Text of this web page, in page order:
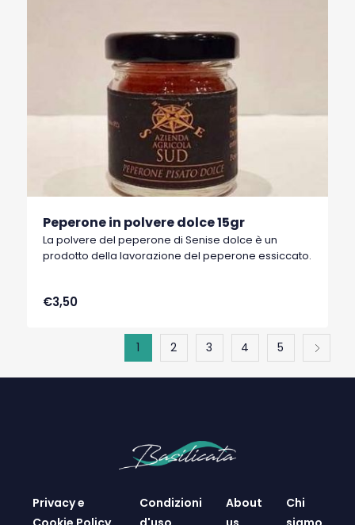
Peperone in polvere dolce 15gr
La polvere del peperone di Senise dolce è un
prodotto della lavorazione del peperone essiccato.
€3,50
1 2 3 4 5
Privacy e
Condizioni
About
Chi